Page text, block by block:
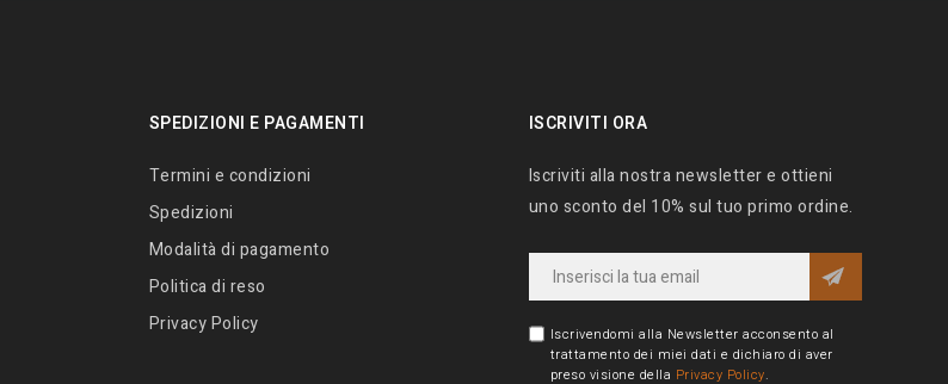
SPEDIZIONI E PAGAMENTI
Termini e condizioni
Spedizioni
Modalità di pagamento
Politica di reso
Privacy Policy
ISCRIVITI ORA
Iscriviti alla nostra newsletter e ottieni
uno sconto del 10% sul tuo primo ordine.
Iscrivendomi alla Newsletter acconsento al
trattamento dei miei dati e dichiaro di aver
preso visione della Privacy Policy.